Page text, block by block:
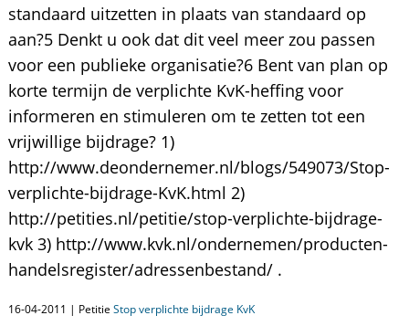
standaard uitzetten in plaats van standaard op
aan?5 Denkt u ook dat dit veel meer zou passen
voor een publieke organisatie?6 Bent van plan op
korte termijn de verplichte KvK-heffing voor
informeren en stimuleren om te zetten tot een
vrijwillige bijdrage? 1)
http://www.deondernemer.nl/blogs/549073/Stop-
verplichte-bijdrage-KvK.html 2)
http://petities.nl/petitie/stop-verplichte-bijdrage-
kvk 3) http://www.kvk.nl/ondernemen/producten-
handelsregister/adressenbestand/ .
16-04-2011 | Petitie Stop verplichte bijdrage KvK